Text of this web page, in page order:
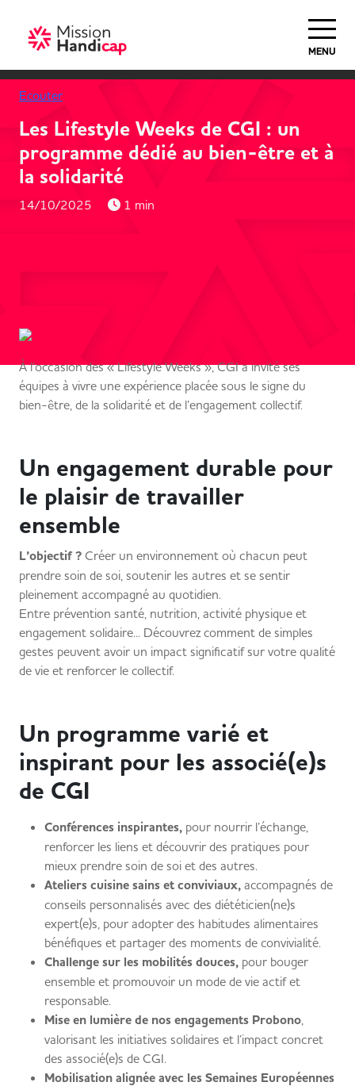
MENU
Ecouter
Les Lifestyle Weeks de CGI : un
programme dédié au bien-être et à
la solidarité
14/10/2025 1 min
À l’occasion des « Lifestyle Weeks », CGI a invité ses
équipes à vivre une expérience placée sous le signe du
bien-être, de la solidarité et de l’engagement collectif.
Un engagement durable pour
le plaisir de travailler
ensemble
L’objectif ? Créer un environnement où chacun peut
prendre soin de soi, soutenir les autres et se sentir
pleinement accompagné au quotidien.
Entre prévention santé, nutrition, activité physique et
engagement solidaire... Découvrez comment de simples
gestes peuvent avoir un impact significatif sur votre qualité
de vie et renforcer le collectif.
Un programme varié et
inspirant pour les associé(e)s
de CGI
Conférences inspirantes, pour nourrir l’échange,
renforcer les liens et découvrir des pratiques pour
mieux prendre soin de soi et des autres.
Ateliers cuisine sains et conviviaux, accompagnés de
conseils personnalisés avec des diététicien(ne)s
expert(e)s, pour adopter des habitudes alimentaires
bénéfiques et partager des moments de convivialité.
Challenge sur les mobilités douces, pour bouger
ensemble et promouvoir un mode de vie actif et
responsable.
Mise en lumière de nos engagements Probono,
valorisant les initiatives solidaires et l’impact concret
des associé(e)s de CGI.
Mobilisation alignée avec les Semaines Européennes